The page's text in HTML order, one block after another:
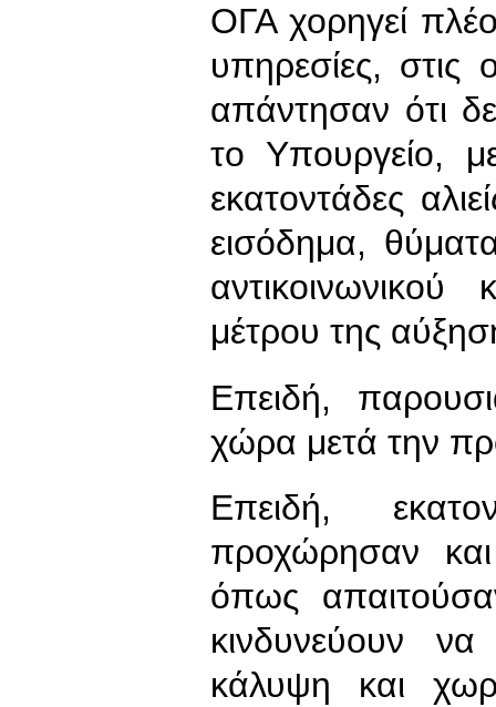
ΟΓΑ χορηγεί
υπηρεσίες, στις
απάντησαν ότι
το Υπουργείο,
εκατοντάδες
εισόδημα,
μέτρου της
Επειδή,
χώρα μετά την
Επειδή,
προχώρησαν
όπως
κινδυνεύουν να
κάλυψη και